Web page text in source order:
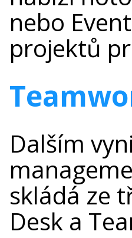
nebo
projektů
Dalším
skládá ze
Desk a